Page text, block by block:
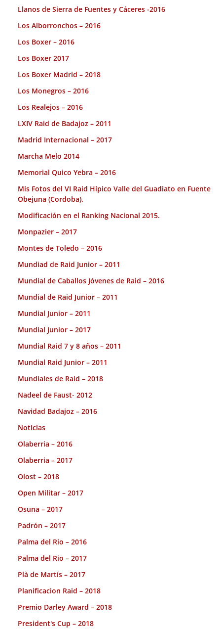
Llanos de Sierra de Fuentes y Cáceres -2016
Los Alborronchos – 2016
Los Boxer – 2016
Los Boxer 2017
Los Boxer Madrid – 2018
Los Monegros – 2016
Los Realejos – 2016
LXIV Raid de Badajoz – 2011
Madrid Internacional – 2017
Marcha Melo 2014
Memorial Quico Yebra – 2016
Mis Fotos del VI Raid Hípico Valle del Guadiato en Fuente
Obejuna (Cordoba).
Modificación en el Ranking Nacional 2015.
Monpazier – 2017
Montes de Toledo – 2016
Mundiad de Raid Junior – 2011
Mundial de Caballos Jóvenes de Raid – 2016
Mundial de Raid Junior – 2011
Mundial Junior – 2011
Mundial Junior – 2017
Mundial Raid 7 y 8 años – 2011
Mundial Raid Junior – 2011
Mundiales de Raid – 2018
Nadeel de Faust- 2012
Navidad Badajoz – 2016
Noticias
Olaberria – 2016
Olaberria – 2017
Olost – 2018
Open Militar – 2017
Osuna – 2017
Padrón – 2017
Palma del Rio – 2016
Palma del Rio – 2017
Plà de Martís – 2017
Planificacion Raid – 2018
Premio Darley Award – 2018
President's Cup – 2018